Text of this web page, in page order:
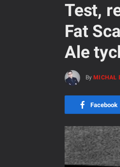
Test,
Fat
Ale
By MICHAŁ
Facebook